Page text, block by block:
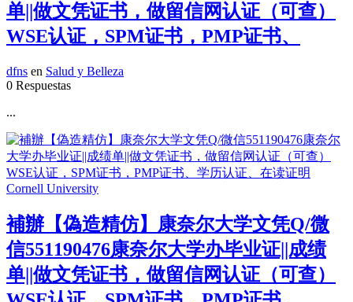
单||做文凭证书，做留信网认证（可查）
WSE认证，SPM证书，PMP证书、
dfns en Salud y Belleza
0 Respuestas
...
補辦【偽造精仿】康奈尔大学文凭Q/微
信551190476康奈尔大学办毕业证||成绩
单||做文凭证书，做留信网认证（可查）